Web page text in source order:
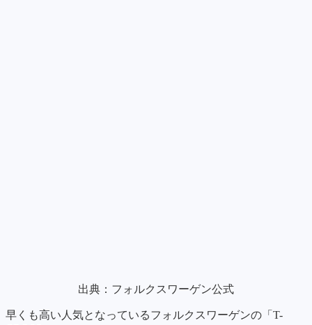
出典：フォルクスワーゲン公式
早くも高い人気となっているフォルクスワーゲンの「T-